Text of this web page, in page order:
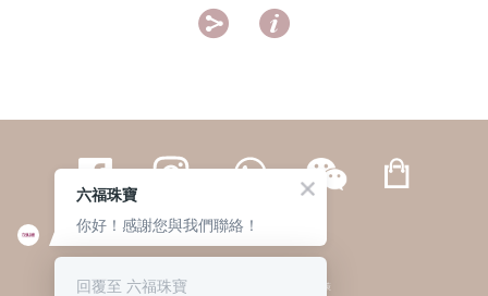
 
繁體 | 簡体
© 六福集團 版權所有 不得轉載 私隱政策
六福珠寶
你好！感謝您與我們聯絡！
回覆至 六福珠寶